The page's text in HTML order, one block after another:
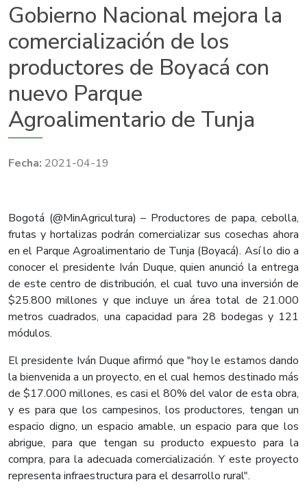
Gobierno Nacional mejora la
comercialización de los
productores de Boyacá con
nuevo Parque
Agroalimentario de Tunja
2021-04-19
Bogotá (@MinAgricultura) – Productores de papa, cebolla,
frutas y hortalizas podrán comercializar sus cosechas ahora
en el Parque Agroalimentario de Tunja (Boyacá). Así lo dio a
conocer el presidente Iván Duque, quien anunció la entrega
de este centro de distribución, el cual tuvo una inversión de
$25.800 millones y que incluye un área total de 21.000
metros cuadrados, una capacidad para 28 bodegas y 121
módulos.
El presidente Iván Duque afirmó que "hoy le estamos dando
la bienvenida a un proyecto, en el cual hemos destinado más
de $17.000 millones, es casi el 80% del valor de esta obra,
y es para que los campesinos, los productores, tengan un
espacio digno, un espacio amable, un espacio para que los
abrigue, para que tengan su producto expuesto para la
compra, para la adecuada comercialización. Y este proyecto
representa infraestructura para el desarrollo rural".